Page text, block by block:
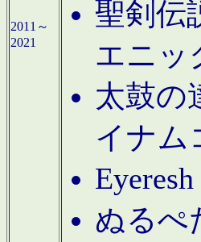
2011～
2021
聖剣伝
エニッ
太鼓の
イナム
ぬるぺ